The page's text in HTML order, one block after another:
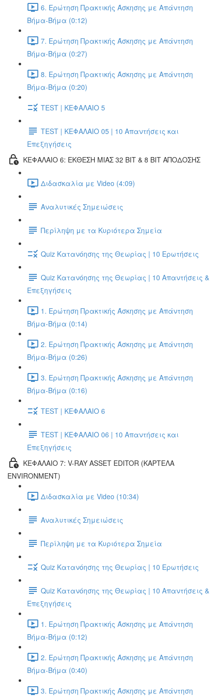
6. Ερώτηση Πρακτικής Άσκησης με Απάντηση
Βήμα-Βήμα (0:12)
7. Ερώτηση Πρακτικής Άσκησης με Απάντηση
Βήμα-Βήμα (0:27)
8. Ερώτηση Πρακτικής Άσκησης με Απάντηση
Βήμα-Βήμα (0:20)
TEST | ΚΕΦΑΛΑΙΟ 5
TEST | ΚΕΦΑΛΑΙΟ 05 | 10 Απαντήσεις και
Επεξηγήσεις
ΚΕΦΑΛΑΙΟ 6: ΕΚΘΕΣΗ ΜΙΑΣ 32 BIT & 8 BIT ΑΠΟΔΟΣΗΣ
Διδασκαλία με Video (4:09)
Αναλυτικές Σημειώσεις
Περίληψη με τα Κυριότερα Σημεία
Quiz Κατανόησης της Θεωρίας | 10 Ερωτήσεις
Quiz Κατανόησης της Θεωρίας | 10 Απαντήσεις &
Επεξηγήσεις
1. Ερώτηση Πρακτικής Άσκησης με Απάντηση
Βήμα-Βήμα (0:14)
2. Ερώτηση Πρακτικής Άσκησης με Απάντηση
Βήμα-Βήμα (0:26)
3. Ερώτηση Πρακτικής Άσκησης με Απάντηση
Βήμα-Βήμα (0:16)
TEST | ΚΕΦΑΛΑΙΟ 6
TEST | ΚΕΦΑΛΑΙΟ 06 | 10 Απαντήσεις και
Επεξηγήσεις
ΚΕΦΑΛΑΙΟ 7: V-RAY ASSET EDITOR (ΚΑΡΤΕΛΑ
ENVIRONMENT)
Διδασκαλία με Video (10:34)
Αναλυτικές Σημειώσεις
Περίληψη με τα Κυριότερα Σημεία
Quiz Κατανόησης της Θεωρίας | 10 Ερωτήσεις
Quiz Κατανόησης της Θεωρίας | 10 Απαντήσεις &
Επεξηγήσεις
1. Ερώτηση Πρακτικής Άσκησης με Απάντηση
Βήμα-Βήμα (0:12)
2. Ερώτηση Πρακτικής Άσκησης με Απάντηση
Βήμα-Βήμα (0:40)
3. Ερώτηση Πρακτικής Άσκησης με Απάντηση